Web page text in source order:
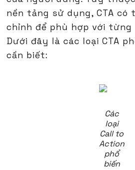
nền tảng sử dụng, CTA
chỉnh để phù hợp với từng
Dưới đây là các loại CTA
cần biết:
Các
loại
Call to
Action
phổ
biến